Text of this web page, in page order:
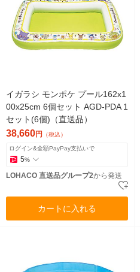
イガラシ モンポケ プール162x1
00x25cm 6個セット AGD-PDA 1
セット(6個)（直送品）
38,660円 （税込）
ログイン&全額PayPay支払いで
5%
LOHACO 直送品グループ2から発送
カートに入れる